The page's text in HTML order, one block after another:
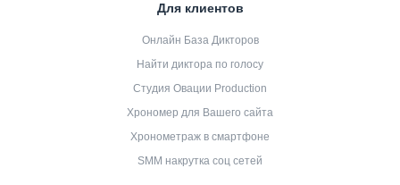
Для клиентов
Онлайн База Дикторов
Найти диктора по голосу
Студия Овации Production
Хрономер для Вашего сайта
Хронометраж в смартфоне
SMM накрутка соц сетей